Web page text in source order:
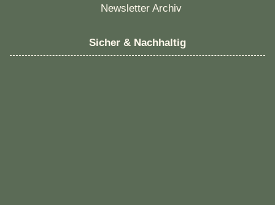
Newsletter Archiv
Sicher & Nachhaltig